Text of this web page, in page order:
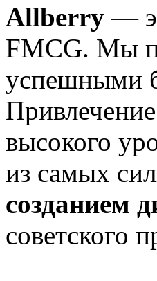
Allberry —
FMCG. Мы
успешными
высокого
из самых
созданием
советского